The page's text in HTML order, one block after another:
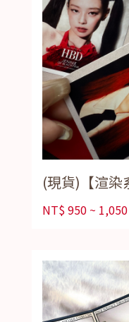
(現貨)【渲染
NT$950 ~ 1,050